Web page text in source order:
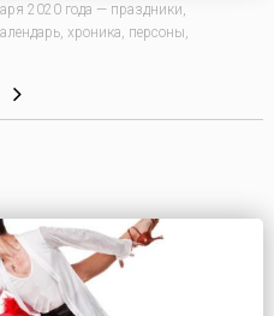
2020 года — праздники,
хроника, персоны,